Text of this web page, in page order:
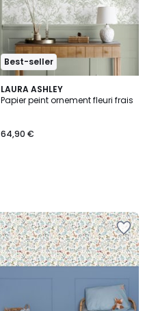
Best-seller
LAURA ASHLEY
Papier peint ornement fleuri frais
64,90 €